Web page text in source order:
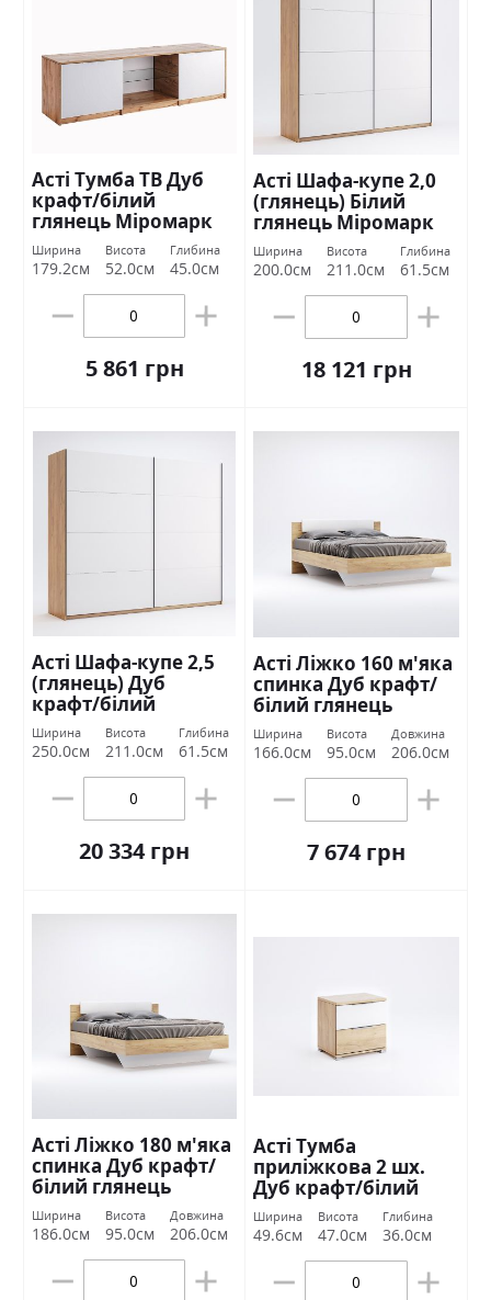
Асті Тумба ТВ Дуб
крафт/білий
глянець Міромарк
Ширина
179.2см
Висота
52.0см
Глибина
45.0см
5 861 грн
Асті Шафа-купе 2,0
(глянець) Білий
глянець Міромарк
Ширина
200.0см
Висота
211.0см
Глибина
61.5см
18 121 грн
Асті Шафа-купе 2,5
(глянець) Дуб
крафт/білий
глянець Міромарк
Ширина
250.0см
Висота
211.0см
Глибина
61.5см
20 334 грн
Асті Ліжко 160 м'яка
спинка Дуб крафт/
білий глянець
Міромарк
Ширина
166.0см
Висота
95.0см
Довжина
206.0см
7 674 грн
Асті Ліжко 180 м'яка
спинка Дуб крафт/
білий глянець
Міромарк
Ширина
186.0см
Висота
95.0см
Довжина
206.0см
Асті Тумба
приліжкова 2 шх.
Дуб крафт/білий
глянець Міромарк
Ширина
49.6см
Висота
47.0см
Глибина
36.0см